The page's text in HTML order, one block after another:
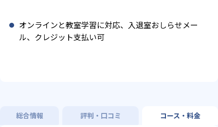
オンラインと教室学習に対応、入退室おしらせメー
ル、クレジット支払い可
総合情報 評判・口コミ コース・料金